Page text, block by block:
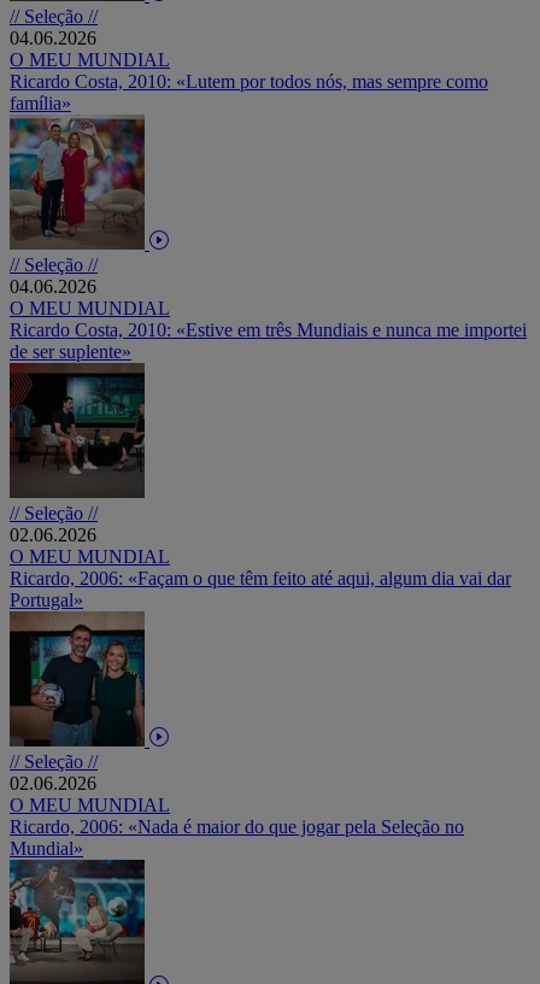
// Seleção //
04.06.2026
O MEU MUNDIAL
Ricardo Costa, 2010: «Lutem por todos nós, mas sempre como
família»
// Seleção //
04.06.2026
O MEU MUNDIAL
Ricardo Costa, 2010: «Estive em três Mundiais e nunca me importei
de ser suplente»
// Seleção //
02.06.2026
O MEU MUNDIAL
Ricardo, 2006: «Façam o que têm feito até aqui, algum dia vai dar
Portugal»
// Seleção //
02.06.2026
O MEU MUNDIAL
Ricardo, 2006: «Nada é maior do que jogar pela Seleção no
Mundial»